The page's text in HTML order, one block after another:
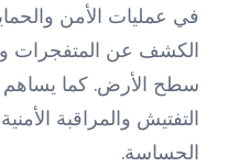
في عمليات الأمن
الكشف عن المتفجرات
سطح الأرض. كما يساهم
التفتيش والمراقبة
الحساسة.